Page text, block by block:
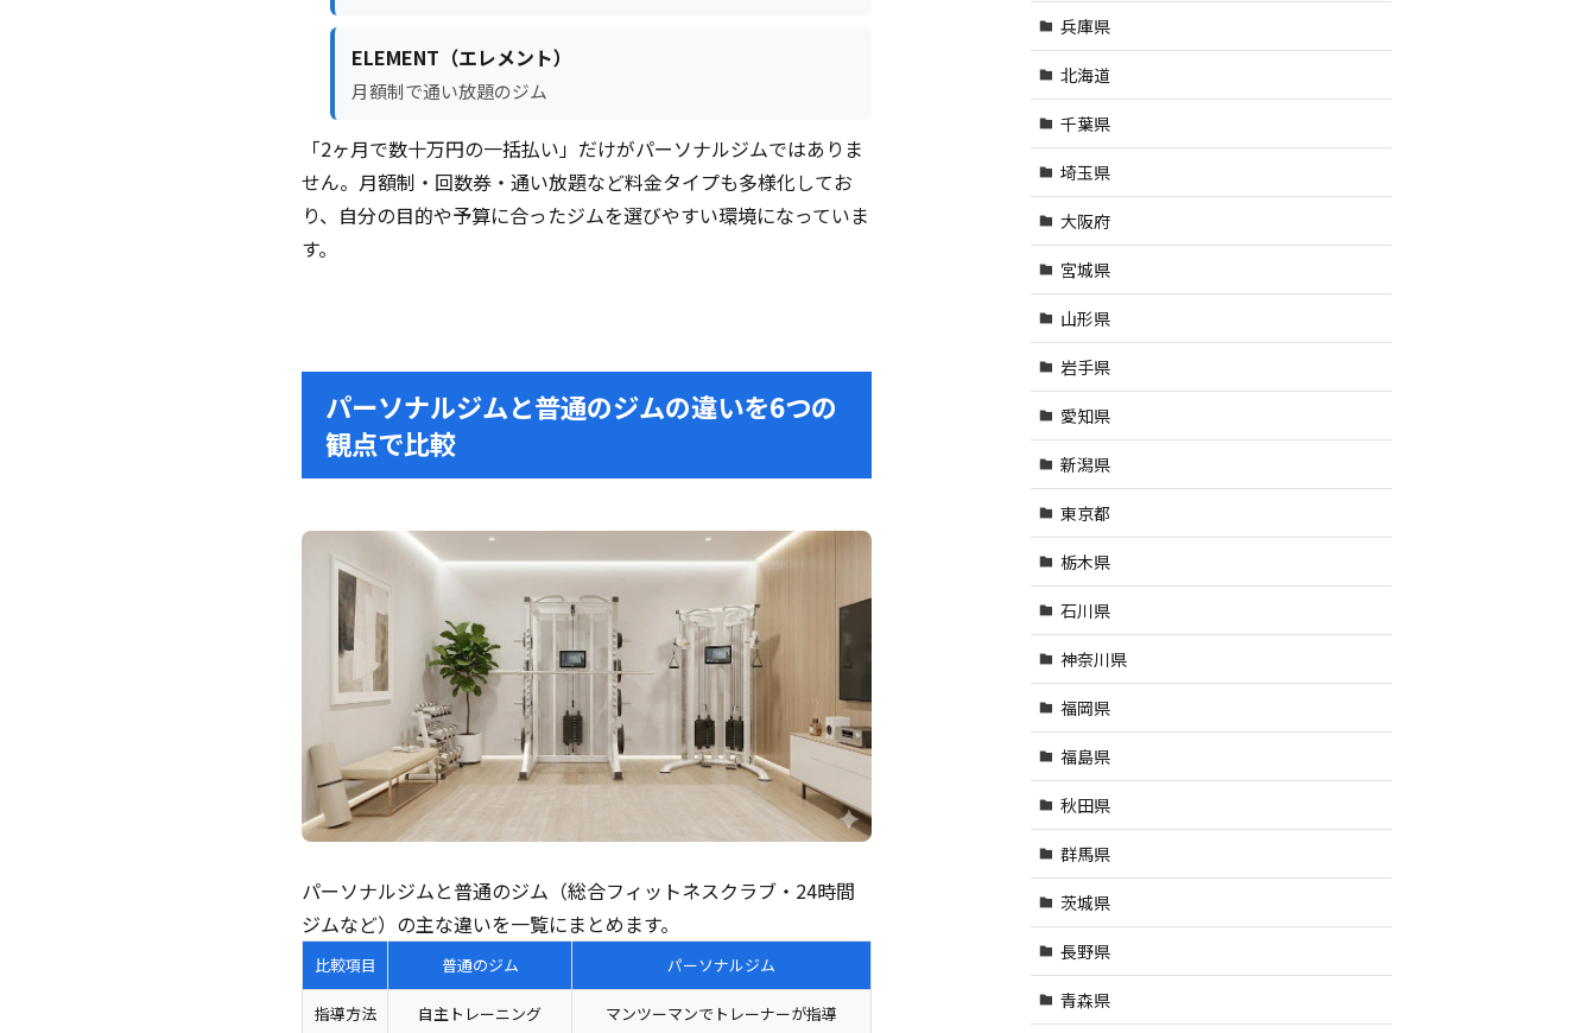
ELEMENT（エレメント）
月額制で通い放題のジム
「2ヶ月で数十万円の一括払い」だけがパーソナルジムではありま
せん。月額制・回数券・通い放題など料金タイプも多様化してお
り、自分の目的や予算に合ったジムを選びやすい環境になっていま
す。
パーソナルジムと普通のジムの違いを6つの
観点で比較
パーソナルジムと普通のジム（総合フィットネスクラブ・24時間
ジムなど）の主な違いを一覧にまとめます。
比較項目 普通のジム パーソナルジム
指導方法 自主トレーニング マンツーマンでトレーナーが指導
兵庫県
北海道
千葉県
埼玉県
大阪府
宮城県
山形県
岩手県
愛知県
新潟県
東京都
栃木県
石川県
神奈川県
福岡県
福島県
秋田県
群馬県
茨城県
長野県
青森県